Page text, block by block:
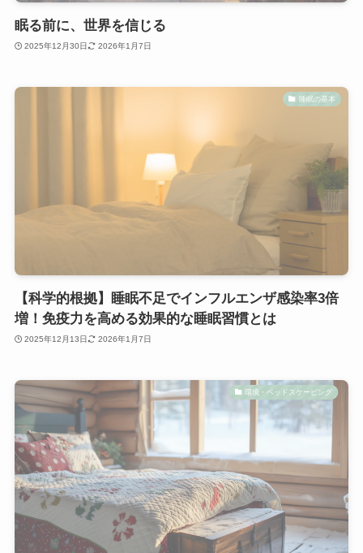
眠る前に、世界を信じる
2025年12月30日 2026年1月7日
睡眠の基本
【科学的根拠】睡眠不足でインフルエンザ感染率3倍
増！免疫力を高める効果的な睡眠習慣とは
2025年12月13日 2026年1月7日
環境・ベッドスケーピング